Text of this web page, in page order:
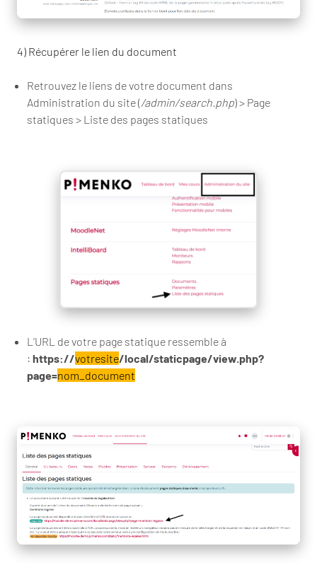
4) Récupérer le lien du document
Retrouvez le liens de votre document dans
Administration du site (/admin/search.php) > Page
statiques > Liste des pages statiques
L’URL de votre page statique ressemble à
: https://votresite/local/staticpage/view.php?
page=nom_document